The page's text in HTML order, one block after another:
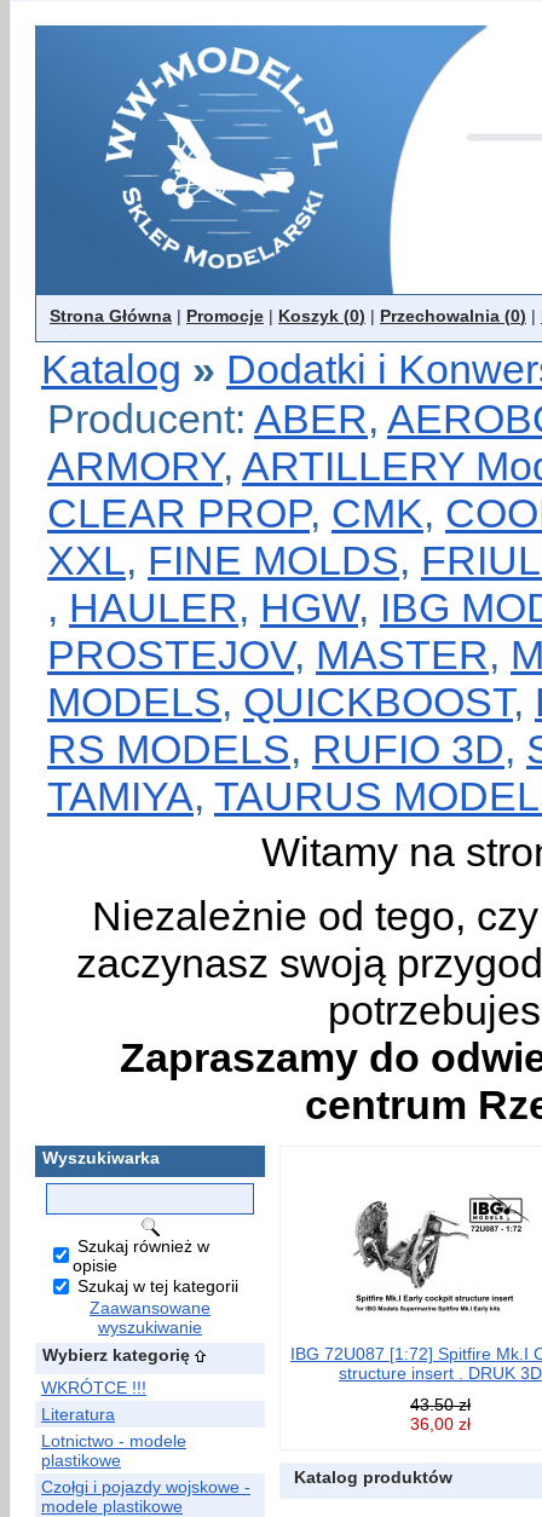
Strona Główna | Promocje | Koszyk (0) | Przechowalnia (0) |
Katalog » Dodatki i
Producent: ABER,
ARMORY, ARTILLERY
CLEAR PROP, CMK,
XXL, FINE MOLDS,
, HAULER, HGW, IBG
PROSTEJOV, MASTER,
MODELS, QUICKBOOST,
RS MODELS, RUFIO 3D,
TAMIYA, TAURUS
Witamy na
Niezależnie od tego,
zaczynasz swoją
Zapraszamy do
centrum
Wyszukiwarka
Szukaj również w
opisie
Szukaj w tej kategorii
Zaawansowane
wyszukiwanie
Wybierz kategorię
WKRÓTCE !!!
Literatura
Lotnictwo - modele
plastikowe
Czołgi i pojazdy wojskowe -
modele plastikowe
IBG 72U087 [1:72] Spitfire Mk.I
structure insert . DRUK 3D
43.50 zł
36,00 zł
Katalog produktów